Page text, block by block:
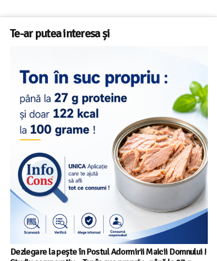
Te-ar putea interesa și
Dezlegare la pește în Postul Adormirii Maicii Domnului !